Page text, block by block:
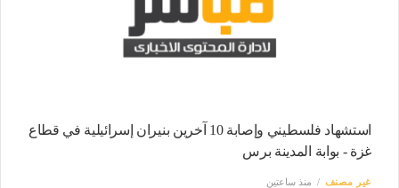
استشهاد فلسطيني وإصابة 10 آخرين بنيران إسرائيلية في قطاع
غزة - بوابة المدينة برس
غير مصنف منذ ساعتين